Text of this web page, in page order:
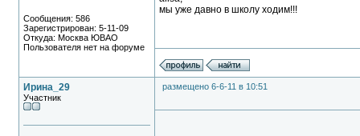
Сообщения: 586
Зарегистрирован: 5-11-09
Откуда: Москва ЮВАО
Пользователя нет на форуме
мы уже давно в школу ходим!!!
Ирина_29
Участник
размещено 6-6-11 в 10:51